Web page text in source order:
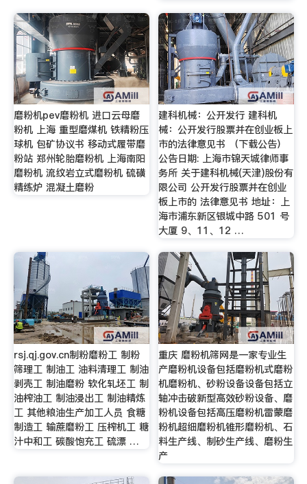
磨粉机pev磨粉机 进口云母磨
粉机 上海 重型磨煤机 铁精粉压
球机 包矿协议书 移动式履带磨
粉站 郑州轮胎磨粉机 上海南阳
磨粉机 流纹岩立式磨粉机 硫磺
精练炉 混凝土磨粉
建科机械：公开发行 建科机
械：公开发行股票并在创业板上
市的法律意见书 （下载公告）
公告日期: 上海市锦天城律师事
务所 关于建科机械(天津)股份有
限公司 公开发行股票并在创业
板上市的 法律意见书 地址：上
海市浦东新区银城中路 501 号
大厦 9、11、12 …
rsj.qj.gov.cn制粉磨粉工 制粉
筛理工 制油工 油料清理工 制油
剥壳工 制油磨粉 软化轧坯工 制
油榨油工 制油浸出工 制油精炼
工 其他粮油生产加工人员 食糖
制造工 输蔗磨粉工 压榨机工 糖
汁中和工 碳酸饱充工 硫漂 …
重庆 磨粉机筛网是一家专业生
产磨粉机设备包括磨粉机式磨粉
机磨粉机、砂粉设备设备包括立
轴冲击破新型高效砂粉设备、磨
粉机设备包括高压磨粉机雷蒙磨
粉机超细磨粉机锥形磨粉机、石
料生产线、制砂生产线、磨粉生
产